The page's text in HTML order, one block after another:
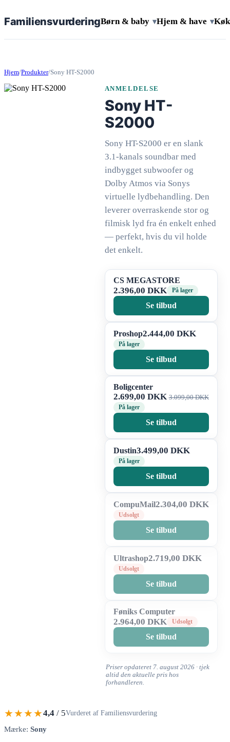
FamiliensvurderingBørn & baby ▾Hjem & have ▾
Hjem/Produkter/Sony HT-S2000
ANMELDELSE
Sony HT-
S2000
Sony HT-S2000 er en slank
3.1-kanals soundbar med
indbygget subwoofer og
Dolby Atmos via Sonys
virtuelle lydbehandling. Den
leverer overraskende stor og
filmisk lyd fra én enkelt enhed
— perfekt, hvis du vil holde
det enkelt.
CS MEGASTORE
2.396,00 DKK På lager
Se tilbud
Proshop2.444,00 DKK
På lager
Se tilbud
Boligcenter
2.699,00 DKK3.099,00 DKK
På lager
Se tilbud
Dustin3.499,00 DKK
På lager
Se tilbud
CompuMail2.304,00 DKK
Udsolgt
Se tilbud
Ultrashop2.719,00 DKK
Udsolgt
Se tilbud
Føniks Computer
2.964,00 DKK Udsolgt
Se tilbud
Priser opdateret 7. august 2026 · tjek
altid den aktuelle pris hos
forhandleren.
★★★★4,4 / 5Vurderet af Familiensvurdering
Mærke: Sony